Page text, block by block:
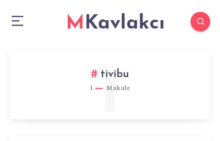
MKavlakcı
tivibu
1 Makale
1